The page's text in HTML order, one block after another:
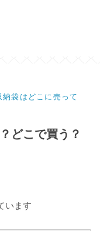
納袋はどこに売って
どこで買う？
います